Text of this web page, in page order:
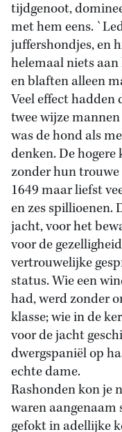
tijdgenoot,
met hem eens.
juffershondjes, en
helemaal niets
en blaften alleen
Veel effect hadden
twee wijze
was de hond als
denken. De
zonder hun
1649 maar liefst
en zes spillioenen.
jacht, voor het
voor de
vertrouwelijke
status. Wie een
had, werd zonder
klasse; wie in de
voor de jacht
dwergspaniël op
echte dame.
Rashonden kon je
waren aangenaam
gefokt in adellijke